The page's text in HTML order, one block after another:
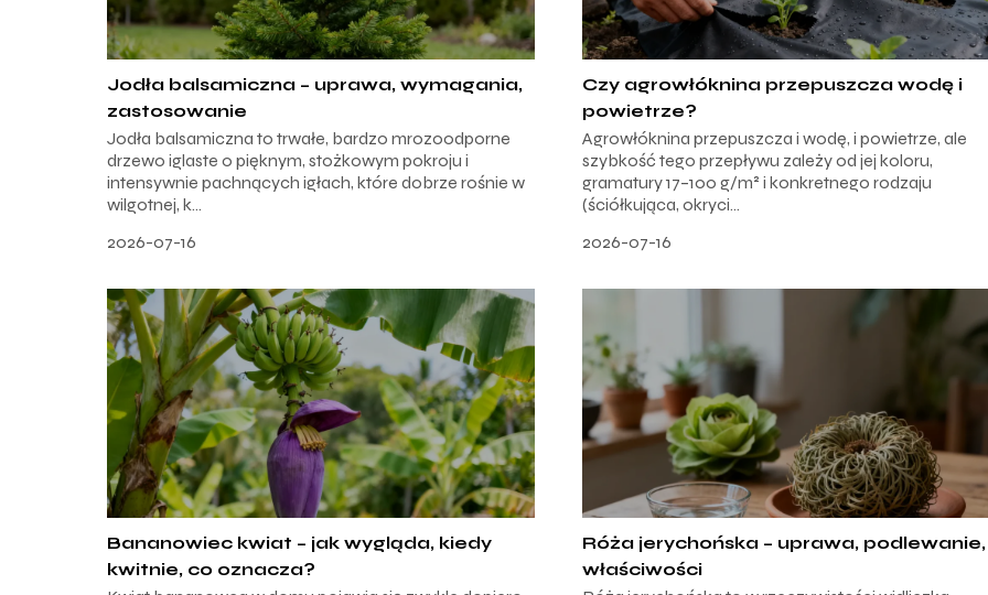
Jodła balsamiczna – uprawa, wymagania,
zastosowanie
Jodła balsamiczna to trwałe, bardzo mrozoodporne
drzewo iglaste o pięknym, stożkowym pokroju i
intensywnie pachnących igłach, które dobrze rośnie w
wilgotnej, k...
2026-07-16
Czy agrowłóknina przepuszcza wodę i
powietrze?
Agrowłóknina przepuszcza i wodę, i powietrze, ale
szybkość tego przepływu zależy od jej koloru,
gramatury 17–100 g/m² i konkretnego rodzaju
(ściółkująca, okryci...
2026-07-16
Bananowiec kwiat – jak wygląda, kiedy
kwitnie, co oznacza?
Róża jerychońska – uprawa, podlewanie,
właściwości